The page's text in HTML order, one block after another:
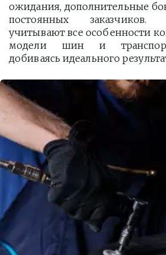
ожидания, дополнительные
постоянных
учитывают все особенности
модели шин и
добиваясь идеального